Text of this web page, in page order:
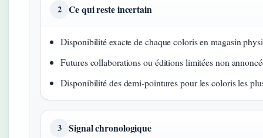
2 Ce qui reste incertain
Disponibilité exacte de chaque coloris en magasin
Futures collaborations ou éditions limitées non
Disponibilité des demi-pointures pour les coloris les
3 Signal chronologique